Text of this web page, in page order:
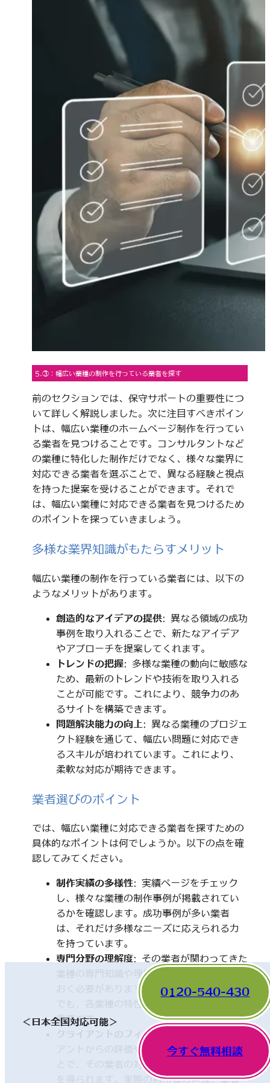
5.③：幅広い業種の制作を行っている業者を探す
前のセクションでは、保守サポートの重要性につ
いて詳しく解説しました。次に注目すべきポイン
トは、幅広い業種のホームページ制作を行ってい
る業者を見つけることです。コンサルタントなど
の業種に特化した制作だけでなく、様々な業界に
対応できる業者を選ぶことで、異なる経験と視点
を持った提案を受けることができます。それで
は、幅広い業種に対応できる業者を見つけるため
のポイントを探っていきましょう。
多様な業界知識がもたらすメリット
幅広い業種の制作を行っている業者には、以下の
ようなメリットがあります。
創造的なアイデアの提供: 異なる領域の成功
事例を取り入れることで、新たなアイデア
やアプローチを提案してくれます。
トレンドの把握: 多様な業種の動向に敏感な
ため、最新のトレンドや技術を取り入れる
ことが可能です。これにより、競争力のあ
るサイトを構築できます。
問題解決能力の向上: 異なる業種のプロジェ
クト経験を通じて、幅広い問題に対応でき
るスキルが培われています。これにより、
柔軟な対応が期待できます。
業者選びのポイント
では、幅広い業種に対応できる業者を探すための
具体的なポイントは何でしょうか。以下の点を確
認してみてください。
制作実績の多様性: 実績ページをチェック
し、様々な業種の制作事例が掲載されてい
るかを確認します。成功事例が多い業者
は、それだけ多様なニーズに応えられる力
を持っています。
専門分野の理解度: その業者が関わってきた
業種の専門知識や理解度についても触れて
おく必要があります。一見、異なった分野
でも、各業種の特性を理解していることが
重要です。
クライアントのフィードバック
アントからの評価やレビューを確認するこ
とで、その業者の対応や成果に関する情報
を得られます。実際の利用者の声は、業者
＜日本全国対応可能＞
0120-540-430
今すぐ無料相談